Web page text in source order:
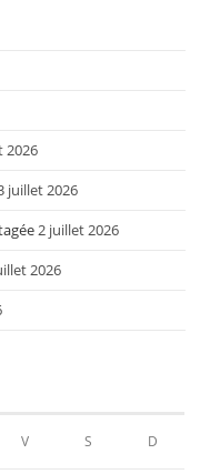
2026
juillet 2026
2 juillet 2026
2026
V S D